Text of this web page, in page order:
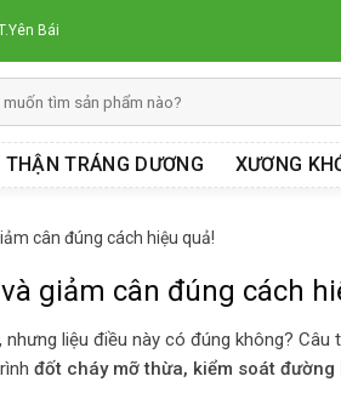
Bái
THẬN TRÁNG DƯƠNG XƯƠNG
cân đúng cách hiệu quả!
giảm cân đúng cách
, nhưng liệu điều này có đúng không? Câu
đốt cháy mỡ thừa, kiểm soát